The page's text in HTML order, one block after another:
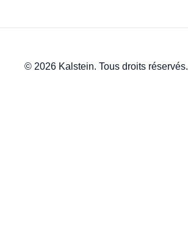
© 2026 Kalstein. Tous droits réservés.